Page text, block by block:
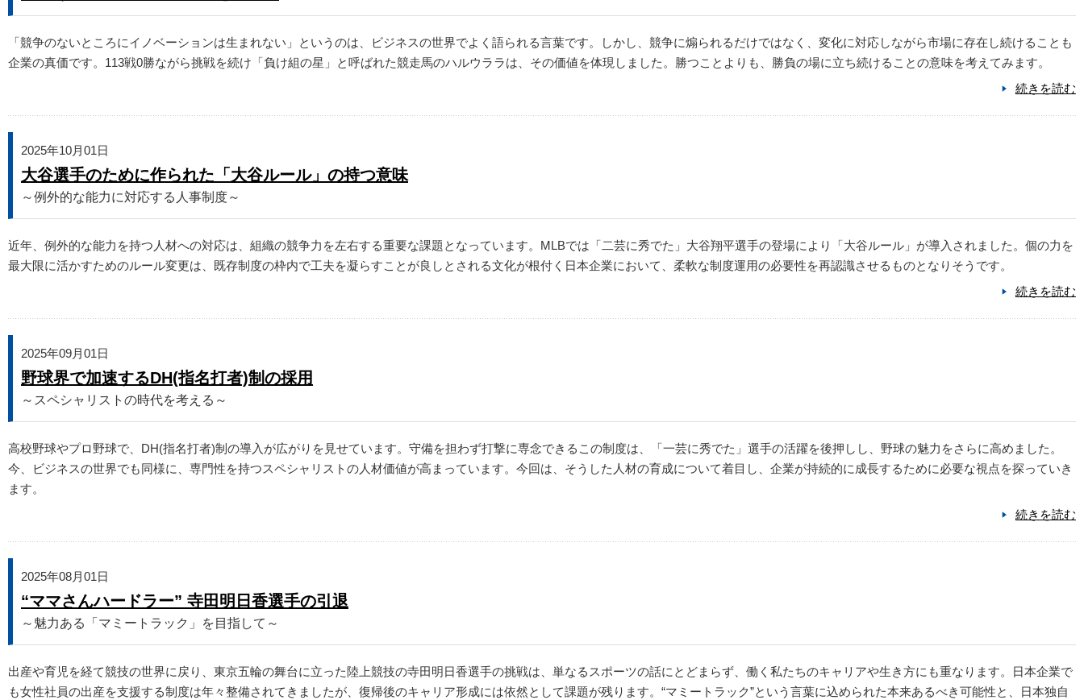
「競争のないところにイノベーションは生まれない」というのは、ビジネスの世界でよく語られる言葉です。しかし、競争に煽られるだけではなく、変化に対応しながら市場に存在し続けることも
企業の真価です。113戦0勝ながら挑戦を続け「負け組の星」と呼ばれた競走馬のハルウララは、その価値を体現しました。勝つことよりも、勝負の場に立ち続けることの意味を考えてみます。
続きを読む
2025年10月01日
大谷選手のために作られた「大谷ルール」の持つ意味
～例外的な能力に対応する人事制度～
近年、例外的な能力を持つ人材への対応は、組織の競争力を左右する重要な課題となっています。MLBでは「二芸に秀でた」大谷翔平選手の登場により「大谷ルール」が導入されました。個の力を
最大限に活かすためのルール変更は、既存制度の枠内で工夫を凝らすことが良しとされる文化が根付く日本企業において、柔軟な制度運用の必要性を再認識させるものとなりそうです。
続きを読む
2025年09月01日
野球界で加速するDH(指名打者)制の採用
～スペシャリストの時代を考える～
高校野球やプロ野球で、DH(指名打者)制の導入が広がりを見せています。守備を担わず打撃に専念できるこの制度は、「一芸に秀でた」選手の活躍を後押しし、野球の魅力をさらに高めました。
今、ビジネスの世界でも同様に、専門性を持つスペシャリストの人材価値が高まっています。今回は、そうした人材の育成について着目し、企業が持続的に成長するために必要な視点を探っていき
ます。
続きを読む
2025年08月01日
“ママさんハードラー” 寺田明日香選手の引退
～魅力ある「マミートラック」を目指して～
出産や育児を経て競技の世界に戻り、東京五輪の舞台に立った陸上競技の寺田明日香選手の挑戦は、単なるスポーツの話にとどまらず、働く私たちのキャリアや生き方にも重なります。日本企業で
も女性社員の出産を支援する制度は年々整備されてきましたが、復帰後のキャリア形成には依然として課題が残ります。“マミートラック”という言葉に込められた本来あるべき可能性と、日本独自